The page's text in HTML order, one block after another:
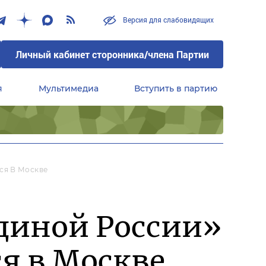
Версия для слабовидящих
Личный кабинет сторонника/члена Партии
Мультимедиа Вступить в партию
В Москве
России»